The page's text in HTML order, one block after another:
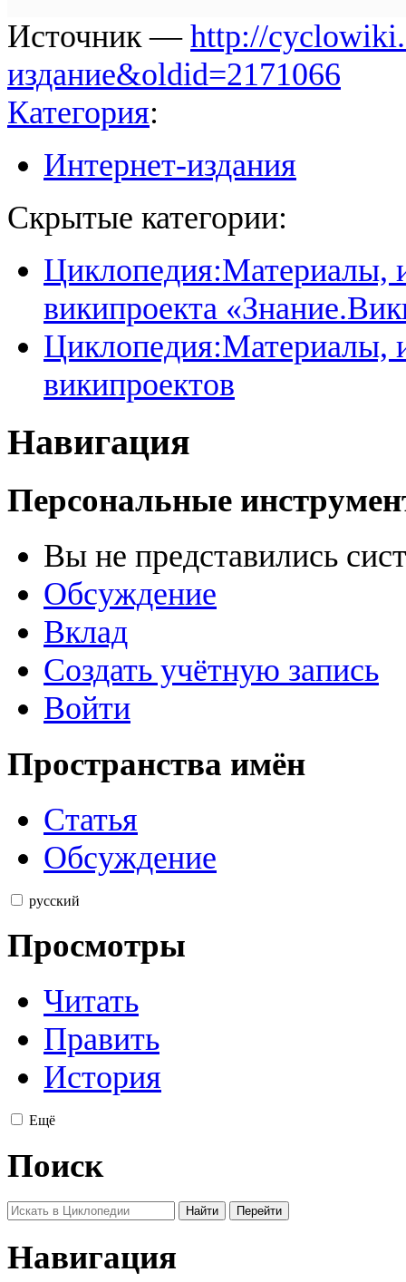
Источник — http://
издание&oldid=2171066
Категория:
Интернет-издания
Скрытые категории:
Циклопедия:Материалы,
википроекта
Циклопедия:Материалы,
википроектов
Навигация
Персональные
Вы не представились
Обсуждение
Вклад
Создать учётную запись
Войти
Пространства имён
Статья
Обсуждение
русский
Просмотры
Читать
Править
История
Ещё
Поиск
Навигация